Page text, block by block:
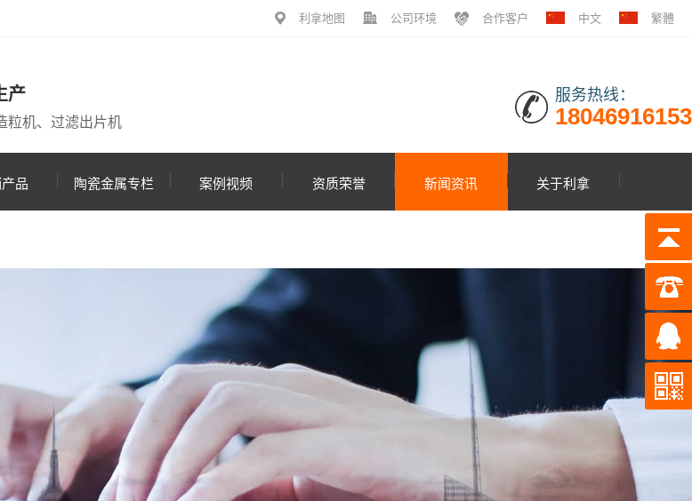
利拿地图 公司环境 合作客户 中文 繁體
产
粒机、过滤出片机
服务热线：
18046916153
品 陶瓷金属专栏 案例视频 资质荣誉 新闻资讯 关于利拿